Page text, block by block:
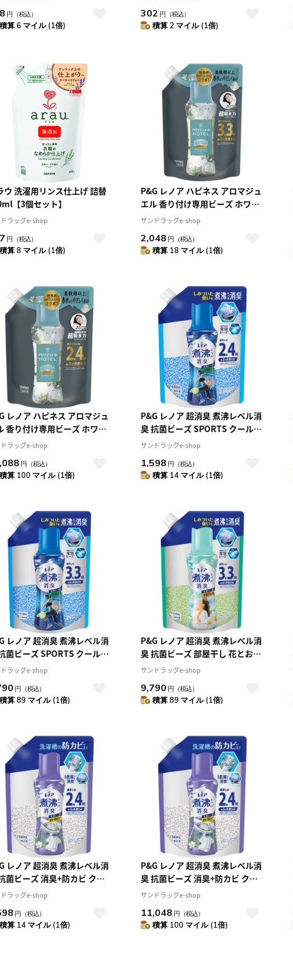
円 （税込）
積算 6 マイル (1倍)
302 円 （税込）
積算 2 マイル (1倍)
ウ 洗濯用リンス仕上げ 詰替
【3個セット】
ラッグe-shop
円 （税込）
積算 8 マイル (1倍)
P&G レノア ハピネス アロマジュ
エル 香り付け専用ビーズ ホワイ
トティー 詰め替え 超特大
サンドラッグe-shop
2,048 円 （税込）
積算 18 マイル (1倍)
レノア ハピネス アロマジュ
香り付け専用ビーズ ホワイ
ィー 詰め替え 特大
ラッグe-shop
円 （税込）
積算 100 マイル (1倍)
P&G レノア 超消臭 煮沸レベル消
臭 抗菌ビーズ SPORTS クールリ
フレッシュ&シトラス 詰め替え
サンドラッグe-shop
1,598 円 （税込）
積算 14 マイル (1倍)
レノア 超消臭 煮沸レベル消
菌ビーズ SPORTS クールリ
ッシュ&シトラス 詰替
ラッグe-shop
円 （税込）
積算 89 マイル (1倍)
P&G レノア 超消臭 煮沸レベル消
臭 抗菌ビーズ 部屋干し 花とおひ
さまの香り 詰め替え 1410mL【5
サンドラッグe-shop
9,790 円 （税込）
積算 89 マイル (1倍)
レノア 超消臭 煮沸レベル消
菌ビーズ 消臭+防カビ クリ
フレッシュ 詰め替え
ラッグe-shop
円 （税込）
積算 14 マイル (1倍)
P&G レノア 超消臭 煮沸レベル消
臭 抗菌ビーズ 消臭+防カビ クリ
ーンフレッシュ 詰め替え
サンドラッグe-shop
11,048 円 （税込）
積算 100 マイル (1倍)